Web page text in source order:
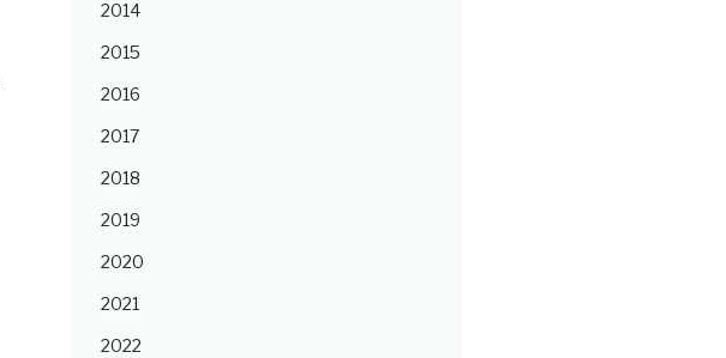
2014
2015
2016
2017
2018
2019
2020
2021
2022